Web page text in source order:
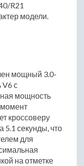
R21
модели.
мощный 3.0-
V6 с
мощность
момент
кроссоверу
5.1 секунды, что
для
на отметке